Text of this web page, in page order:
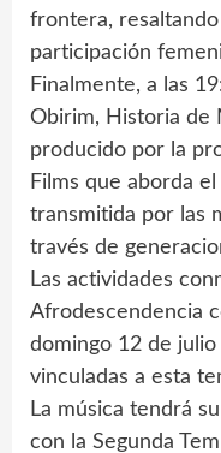
frontera,
participación
Finalmente, a las
Obirim, Historia de
producido por la
Films que aborda
transmitida por las
través de
Las actividades
Afrodescendencia
domingo 12 de
vinculadas a esta
La música tendrá
con la Segunda